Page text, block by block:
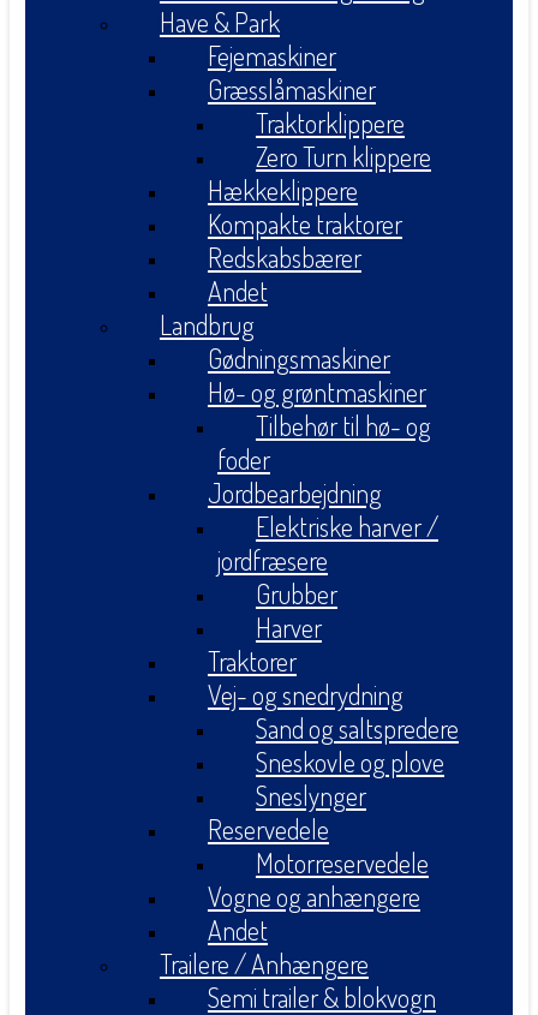
Have & Park
Fejemaskiner
Græsslåmaskiner
Traktorklippere
Zero Turn klippere
Hækkeklippere
Kompakte traktorer
Redskabsbærer
Andet
Landbrug
Gødningsmaskiner
Hø- og grøntmaskiner
Tilbehør til hø- og
foder
Jordbearbejdning
Elektriske harver /
jordfræsere
Grubber
Harver
Traktorer
Vej- og snedrydning
Sand og saltspredere
Sneskovle og plove
Sneslynger
Reservedele
Motorreservedele
Vogne og anhængere
Andet
Trailere / Anhængere
Semi trailer & blokvogn